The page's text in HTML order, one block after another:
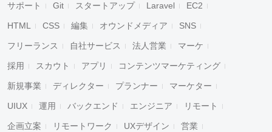
サポート Git スタートアップ Laravel EC2
HTML CSS 編集 オウンドメディア SNS
フリーランス 自社サービス 法人営業 マーケ
採用 スカウト アプリ コンテンツマーケティング
新規事業 ディレクター プランナー マーケター
UIUX 運用 バックエンド エンジニア リモート
企画立案 リモートワーク UXデザイン 営業